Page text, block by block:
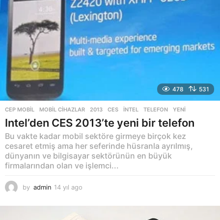
478 531
CEP MOBIL ,MOBIL CIHAZLAR 2013 ,CES ,INTEL ,TELEFON ,YENI
Intel’den CES 2013’te yeni bir telefon
Bu vakte kadar mobil sektöre girmeye birçok kez
cesaret etmiş ama her seferinde hüsranla ayrılmış,
dünyanın ve bilgisayar sektörünün en büyük
firmalarından olan ve işlemci...
by admin 14 yıl ago